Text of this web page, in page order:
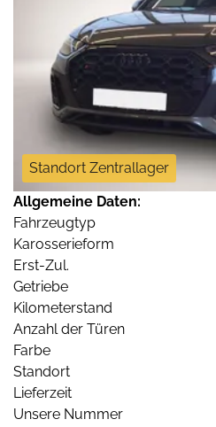
Standort Zentrallager
Allgemeine Daten:
Fahrzeugtyp
Karosserieform
Erst-Zul.
Getriebe
Kilometerstand
Anzahl der Türen
Farbe
Standort
Lieferzeit
Unsere Nummer